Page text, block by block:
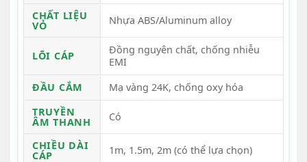
CHẤT LIỆU
VỎ Nhựa ABS/Aluminum alloy
LÕI CÁP
Đồng nguyên chất, chống nhiễu
EMI
ĐẦU CẮM
Mạ vàng 24K, chống oxy hóa
TRUYỀN
ÂM THANH Có
CHIỀU DÀI
CÁP 1m, 1.5m, 2m (có thể lựa chọn)